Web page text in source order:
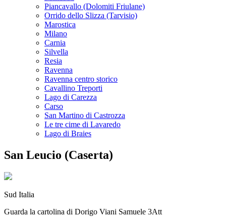
Piancavallo (Dolomiti Friulane)
Orrido dello Slizza (Tarvisio)
Marostica
Milano
Carnia
Silvella
Resia
Ravenna
Ravenna centro storico
Cavallino Treporti
Lago di Carezza
Carso
San Martino di Castrozza
Le tre cime di Lavaredo
Lago di Braies
San Leucio (Caserta)
Sud Italia
Guarda la cartolina di Dorigo Viani Samuele 3Att